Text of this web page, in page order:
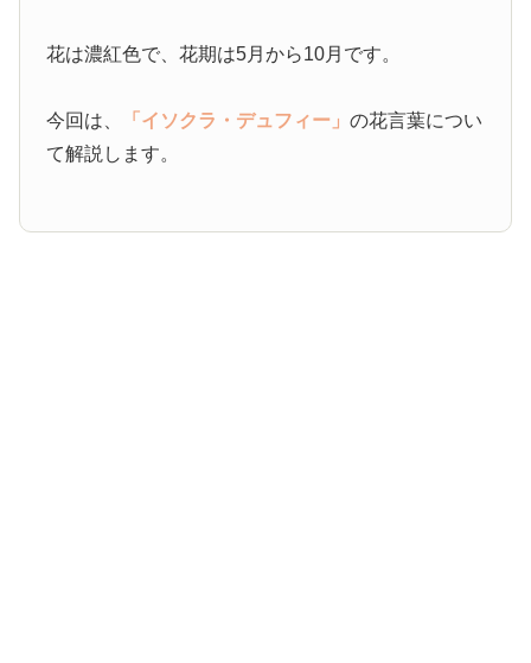
花は濃紅色で、花期は5月から10月です。
今回は、 「イソクラ・デュフィー」の花言葉につい
て解説します。